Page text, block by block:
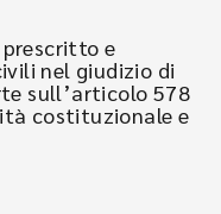
e
nel giudizio di
sull’articolo 578
costituzionale e